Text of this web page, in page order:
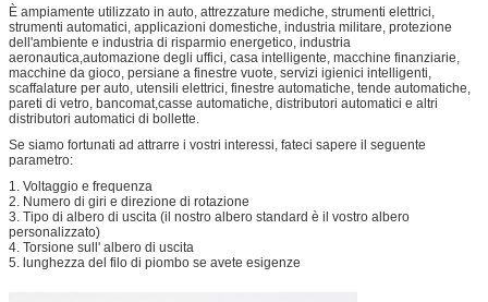
È ampiamente utilizzato in auto, attrezzature mediche, strumenti elettrici,
strumenti automatici, applicazioni domestiche, industria militare, protezione
dell'ambiente e industria di risparmio energetico, industria
aeronautica,automazione degli uffici, casa intelligente, macchine finanziarie,
macchine da gioco, persiane a finestre vuote, servizi igienici intelligenti,
scaffalature per auto, utensili elettrici, finestre automatiche, tende automatiche,
pareti di vetro, bancomat,casse automatiche, distributori automatici e altri
distributori automatici di bollette.
Se siamo fortunati ad attrarre i vostri interessi, fateci sapere il seguente
parametro:
1. Voltaggio e frequenza
2. Numero di giri e direzione di rotazione
3. Tipo di albero di uscita (il nostro albero standard è il vostro albero
personalizzato)
4. Torsione sull' albero di uscita
5. lunghezza del filo di piombo se avete esigenze